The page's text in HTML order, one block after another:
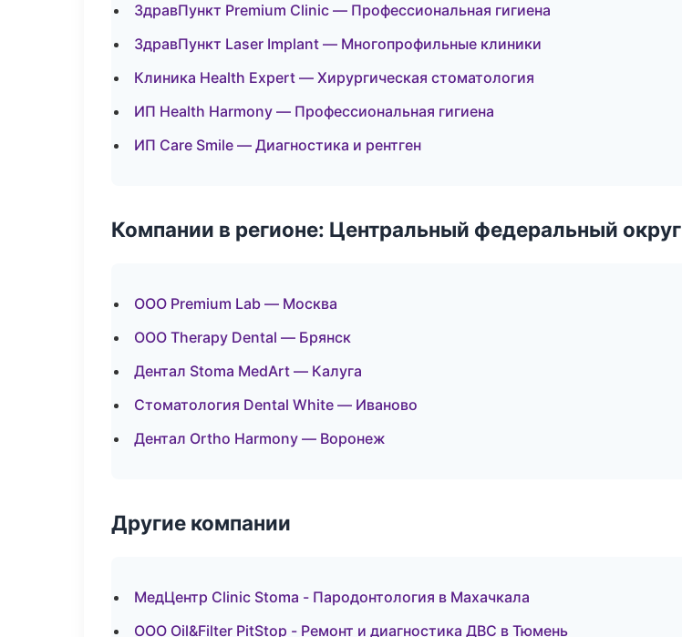
ЗдравПункт Premium Clinic — Профессиональная гигиена
ЗдравПункт Laser Implant — Многопрофильные клиники
Клиника Health Expert — Хирургическая стоматология
ИП Health Harmony — Профессиональная гигиена
ИП Care Smile — Диагностика и рентген
Компании в регионе: Центральный федеральный округ
ООО Premium Lab — Москва
ООО Therapy Dental — Брянск
Дентал Stoma MedArt — Калуга
Стоматология Dental White — Иваново
Дентал Ortho Harmony — Воронеж
Другие компании
МедЦентр Clinic Stoma - Пародонтология в Махачкала
ООО Oil&Filter PitStop - Ремонт и диагностика ДВС в Тюмень